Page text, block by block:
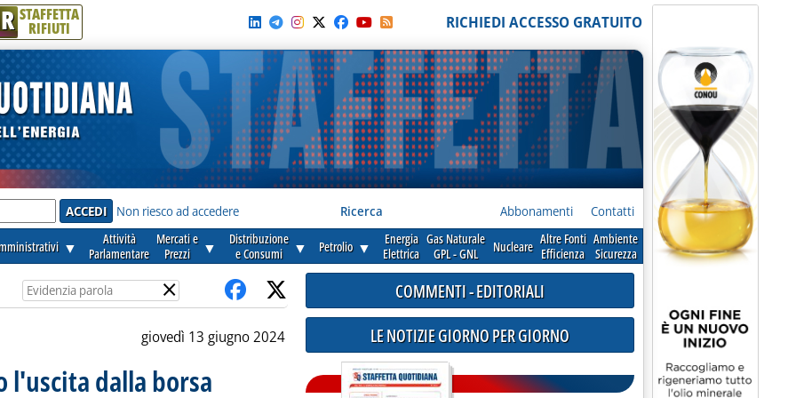
R STAFFETTA
RIFIUTI RICHIEDI ACCESSO GRATUITO
Non riesco ad accedere Ricerca Abbonamenti Contatti
▼
Attività
Parlamentare
Mercati e
Prezzi
▼
Distribuzione
e Consumi
▼ Petrolio ▼
Energia
Elettrica
Gas Naturale
GPL - GNL
Nucleare Altre Fonti
Efficienza
Ambiente
Sicurezza
×
giovedì 13 giugno 2024
l'uscita dalla borsa
COMMENTI - EDITORIALI
LE NOTIZIE GIORNO PER GIORNO